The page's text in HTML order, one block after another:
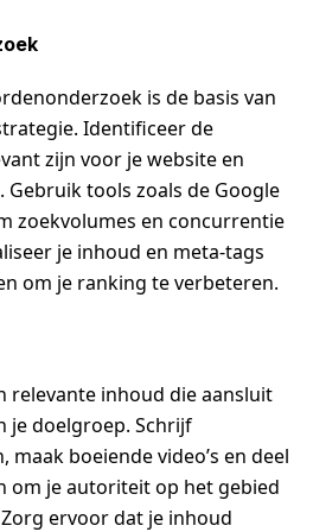
is de basis van
Identificeer de
zijn voor je website en
tools zoals de Google
zoekvolumes en concurrentie
je inhoud en meta-tags
om je ranking te verbeteren.
relevante inhoud die aansluit
je doelgroep. Schrijf
boeiende video’s en deel
om je autoriteit op het gebied
ervoor dat je inhoud